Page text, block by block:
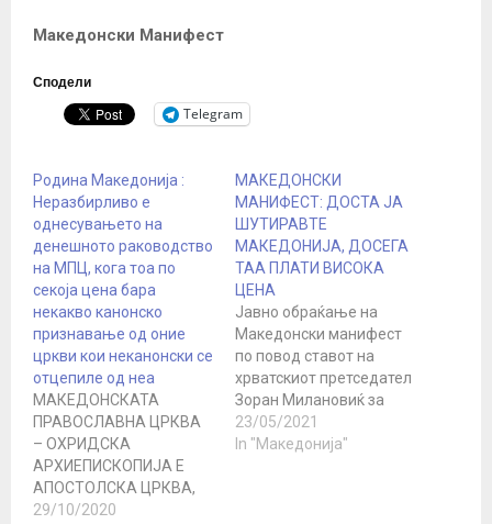
Македонски Манифест
Сподели
Telegram
Родина Македонија :
Неразбирливо е
однесувањето на
денешното раководство
на МПЦ, кога тоа по
секоја цена бара
некакво канонско
признавање од оние
цркви кои неканонски се
отцепиле од неа
МАКЕДОНСКАТА
ПРАВОСЛАВНА ЦРКВА
– ОХРИДСКА
АРХИЕПИСКОПИЈА Е
АПОСТОЛСКА ЦРКВА,
ТОА Е БЛАГОСЛОВ КОЈ
29/10/2020
МАКЕДОНСКИ
МАНИФЕСТ: ДОСТА ЈА
ШУТИРАВТЕ
МАКЕДОНИЈА, ДОСЕГА
ТАА ПЛАТИ ВИСОКА
ЦЕНА
Јавно обраќање на
Македонски манифест
по повод ставот на
хрватскиот претседател
Зоран Милановиќ за
условувањето на
Македонија за влез во
23/05/2021
In "Македонија"